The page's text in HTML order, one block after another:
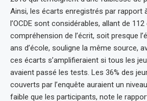
Ainsi, les écarts enregistrés par rapport
l’OCDE sont considérables, allant de
compréhension de l’écrit, soit presque
ans d’école, souligne la même source,
ces écarts s’amplifieraient si tous les
avaient passé les tests. Les 36% des
couverts par l’enquête auraient un
faible que les participants, note le